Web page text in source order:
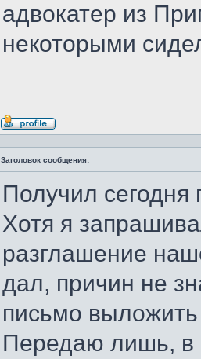
адвокатер из
некоторыми
Профиль
Заголовок сообщения:
Получил
Хотя я
разглашение
дал, причин не
письмо выложить
Передаю лишь, в